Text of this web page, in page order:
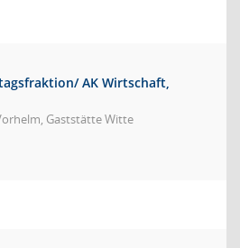
AK Wirtschaft,
Gaststätte Witte